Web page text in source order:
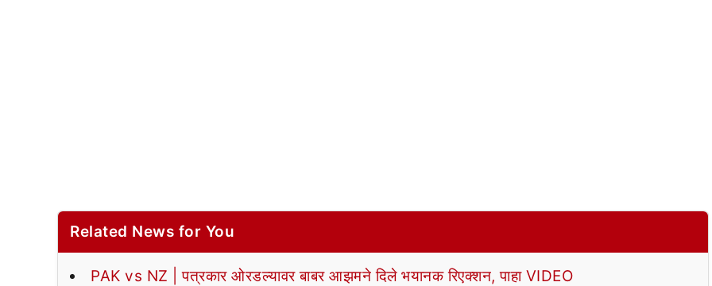
Related News for You
PAK vs NZ | पत्रकार ओरडल्यावर बाबर आझमने दिले भयानक रिएक्शन, पाहा VIDEO